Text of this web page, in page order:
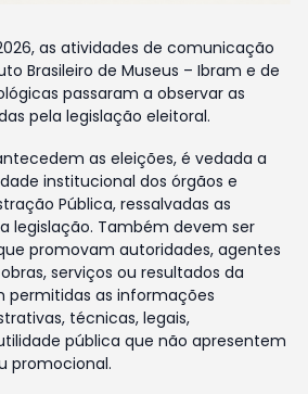
as atividades de comunicação
Brasileiro de Museus – Ibram e de
passaram a observar as
pela legislação eleitoral.
as eleições, é vedada a
institucional dos órgãos e
Pública, ressalvadas as
legislação. Também devem ser
promovam autoridades, agentes
serviços ou resultados da
permitidas as informações
técnicas, legais,
pública que não apresentem
promocional.